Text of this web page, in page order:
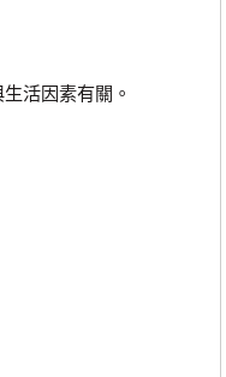
活因素有關。